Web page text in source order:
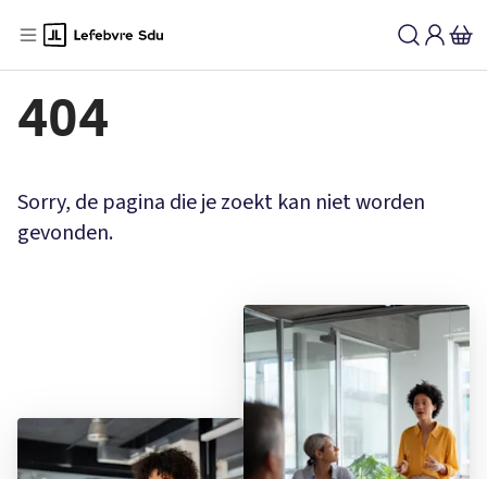
404
Sorry, de pagina die je zoekt kan niet worden
gevonden.